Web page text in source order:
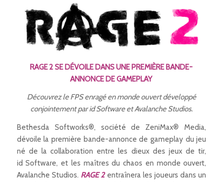
RAGE 2 SE DÉVOILE DANS UNE PREMIÈRE BANDE-
ANNONCE DE GAMEPLAY
Découvrez le FPS enragé en monde ouvert développé
conjointement par id Software et Avalanche Studios.
Bethesda Softworks®, société de ZeniMax® Media,
dévoile la première bande-annonce de gameplay du jeu
né de la collaboration entre les dieux des jeux de tir,
id Software, et les maîtres du chaos en monde ouvert,
Avalanche Studios. RAGE 2entraînera les joueurs dans un